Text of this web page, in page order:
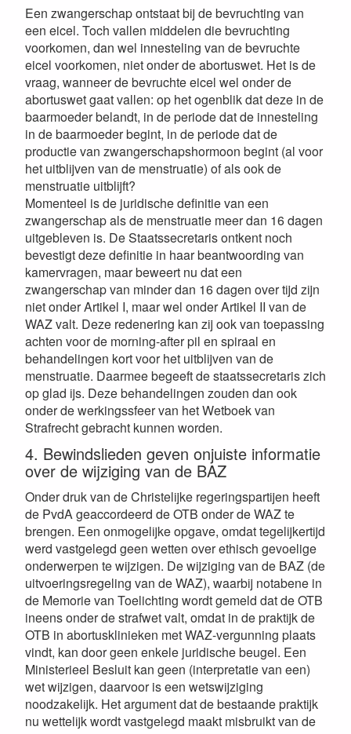
Een zwangerschap ontstaat bij de bevruchting van
een eicel. Toch vallen middelen die bevruchting
voorkomen, dan wel innesteling van de bevruchte
eicel voorkomen, niet onder de abortuswet. Het is de
vraag, wanneer de bevruchte eicel wel onder de
abortuswet gaat vallen: op het ogenblik dat deze in de
baarmoeder belandt, in de periode dat de innesteling
in de baarmoeder begint, in de periode dat de
productie van zwangerschapshormoon begint (al voor
het uitblijven van de menstruatie) of als ook de
menstruatie uitblijft?
Momenteel is de juridische definitie van een
zwangerschap als de menstruatie meer dan 16 dagen
uitgebleven is. De Staatssecretaris ontkent noch
bevestigt deze definitie in haar beantwoording van
kamervragen, maar beweert nu dat een
zwangerschap van minder dan 16 dagen over tijd zijn
niet onder Artikel I, maar wel onder Artikel II van de
WAZ valt. Deze redenering kan zij ook van toepassing
achten voor de morning-after pil en spiraal en
behandelingen kort voor het uitblijven van de
menstruatie. Daarmee begeeft de staatssecretaris zich
op glad ijs. Deze behandelingen zouden dan ook
onder de werkingssfeer van het Wetboek van
Strafrecht gebracht kunnen worden.
4. Bewindslieden geven onjuiste informatie
over de wijziging van de BAZ
Onder druk van de Christelijke regeringspartijen heeft
de PvdA geaccordeerd de OTB onder de WAZ te
brengen. Een onmogelijke opgave, omdat tegelijkertijd
werd vastgelegd geen wetten over ethisch gevoelige
onderwerpen te wijzigen. De wijziging van de BAZ (de
uitvoeringsregeling van de WAZ), waarbij notabene in
de Memorie van Toelichting wordt gemeld dat de OTB
ineens onder de strafwet valt, omdat in de praktijk de
OTB in abortusklinieken met WAZ-vergunning plaats
vindt, kan door geen enkele juridische beugel. Een
Ministerieel Besluit kan geen (interpretatie van een)
wet wijzigen, daarvoor is een wetswijziging
noodzakelijk. Het argument dat de bestaande praktijk
nu wettelijk wordt vastgelegd maakt misbruikt van de